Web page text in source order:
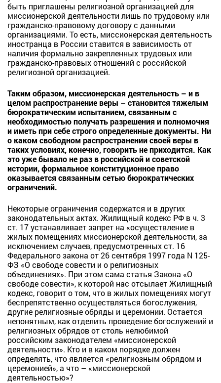
быть приглашены религиозной организацией для
миссионерской деятельности лишь по трудовому или
гражданско-правовому договору с данными
организациями. То есть, миссионерская деятельность
иностранца в России ставится в зависимость от
наличия формально закрепленных трудовых или
гражданско-правовых отношений с российской
религиозной организацией.
Таким образом, миссионерская деятельность – и в
целом распространение веры – становится тяжелым
бюрократическим испытанием, связанным с
необходимостью получать разрешения и полномочия
и иметь при себе строго определенные документы. Ни
о каком свободном распространении своей веры в
таких условиях, конечно, говорить не приходится. Как
это уже бывало не раз в российской и советской
истории, формальное конституционное право
оказывается связанным сетью бюрократических
ограничений.
Некоторые ограничения содержатся и в других
законодательных актах. Жилищный кодекс РФ в ч. 3
ст. 17 устанавливает запрет на «осуществление в
жилых помещениях миссионерской деятельности, за
исключением случаев, предусмотренных ст. 16
Федерального закона от 26 сентября 1997 года N 125-
ФЗ «О свободе совести и о религиозных
объединениях». При этом сама статья Закона «О
свободе совести», к которой нас отсылает Жилищный
кодекс, говорит о том, что в жилых помещениях могут
беспрепятственно осуществляться богослужения,
другие религиозные обряды и церемонии. Остается
непонятным, как отделить проведение богослужений и
религиозных обрядов от столь нелюбимой
российским законодателем «миссионерской
деятельности». Кто и в каком порядке должен
определять, что является «религиозным обрядом и
церемонией», а что – «миссионерской
деятельностью»?